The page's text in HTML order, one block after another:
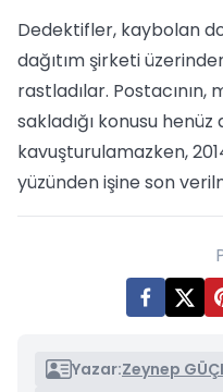
Dedektifler, kaybolan
dağıtım şirketi
rastladılar. Postacının,
sakladığı konusu henüz
kavuşturulamazken,
yüzünden işine son
Yazar:Zeynep